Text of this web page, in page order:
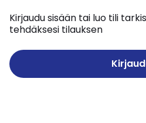
Kirjaudu sisään tai luo tili
tehdäksesi tilauksen